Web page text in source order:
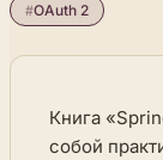
#OAuth 2
Книга
собой